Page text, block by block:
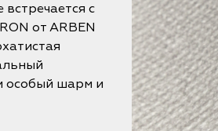
с
от ARBEN
особый шарм и